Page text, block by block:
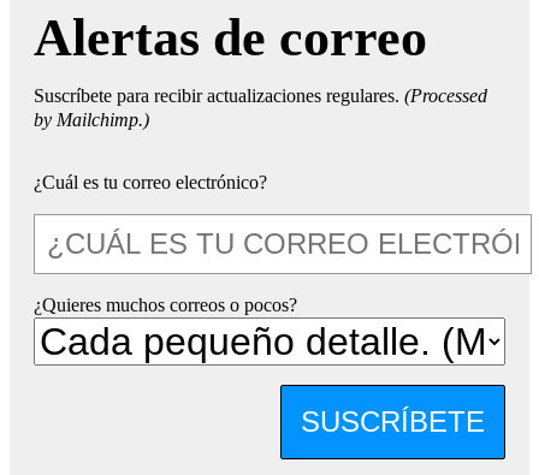
Alertas de correo
Suscríbete para recibir actualizaciones regulares. (Processed
by Mailchimp.)
¿Cuál es tu correo electrónico?
¿Quieres muchos correos o pocos?
SUSCRÍBETE